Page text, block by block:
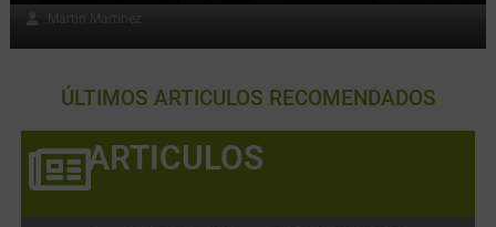
Martín Martinez
ÚLTIMOS ARTICULOS RECOMENDADOS
ARTICULOS